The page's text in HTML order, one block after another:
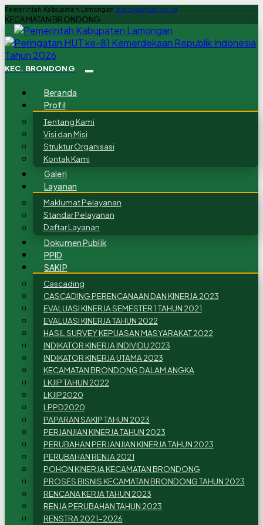
Pemerintah Kabupaten Lamongan lamongankab.go.id
KECAMATAN BRONDONG
KEC. BRONDONG
Beranda
Profil
Tentang Kami
Visi dan Misi
Struktur Organisasi
Kontak Kami
Galeri
Layanan
Maklumat Pelayanan
Standar Pelayanan
Daftar Layanan
Dokumen Publik
PPID
SAKIP
Cascading
CASCADING PERENCANAAN DAN KINERJA 2023
EVALUASI KINERJA SEMESTER 1 TAHUN 2021
EVALUASI KINERJA TAHUN 2022
HASIL SURVEY KEPUASAN MASYARAKAT 2022
INDIKATOR KINERJA INDIVIDU 2023
INDIKATOR KINERJA UTAMA 2023
KECAMATAN BRONDONG DALAM ANGKA
LKJIP TAHUN 2022
LKJIP2020
LPPD2020
PAPARAN SAKIP TAHUN 2023
PERJANJIAN KINERJA TAHUN 2023
PERUBAHAN PERJANJIAN KINERJA TAHUN 2023
PERUBAHAN RENJA 2021
POHON KINERJA KECAMATAN BRONDONG
PROSES BISNIS KECAMATAN BRONDONG TAHUN 2023
RENCANA KERJA TAHUN 2023
RENJA PERUBAHAN TAHUN 2023
RENSTRA 2021-2026